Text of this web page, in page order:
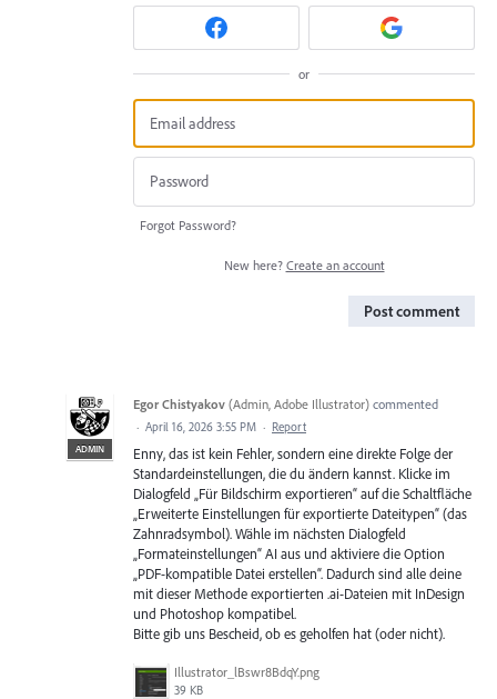
or
Forgot Password?
New here? Create an account
Post comment
ADMIN
Egor Chistyakov (Admin, Adobe Illustrator) commented
· April 16, 2026 3:55 PM · Report
Enny, das ist kein Fehler, sondern eine direkte Folge der
Standardeinstellungen, die du ändern kannst. Klicke im
Dialogfeld „Für Bildschirm exportieren“ auf die Schaltfläche
„Erweiterte Einstellungen für exportierte Dateitypen“ (das
Zahnradsymbol). Wähle im nächsten Dialogfeld
„Formateinstellungen“ AI aus und aktiviere die Option
„PDF-kompatible Datei erstellen“. Dadurch sind alle deine
mit dieser Methode exportierten .ai-Dateien mit InDesign
und Photoshop kompatibel.
Bitte gib uns Bescheid, ob es geholfen hat (oder nicht).
Illustrator_lBswr8BdqY.png
39 KB